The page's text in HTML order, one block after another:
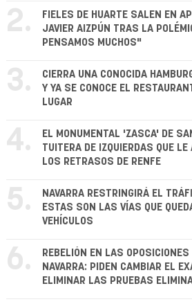
2.
FIELES DE HUARTE SALEN EN
JAVIER AIZPÚN TRAS LA
PENSAMOS MUCHOS"
3.
CIERRA UNA CONOCIDA
Y YA SE CONOCE EL
LUGAR
4.
EL MONUMENTAL 'ZASCA' DE
TUITERA DE IZQUIERDAS QUE LE
LOS RETRASOS DE RENFE
5.
NAVARRA RESTRINGIRÁ EL
ESTAS SON LAS VÍAS QUE
VEHÍCULOS
6.
REBELIÓN EN LAS
NAVARRA: PIDEN CAMBIAR EL
ELIMINAR LAS PRUEBAS